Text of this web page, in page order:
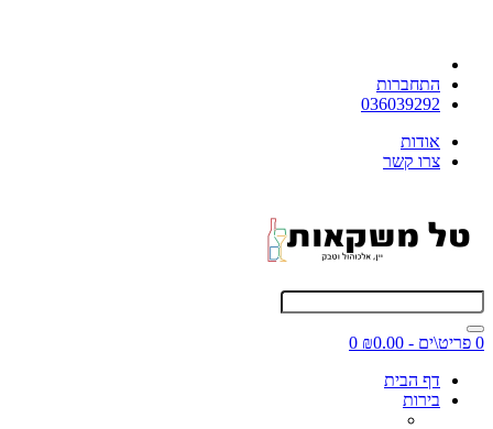
התחברות
036039292
אודות
צרו קשר
0 פריט\ים - ₪0.00
0
דף הבית
בירות